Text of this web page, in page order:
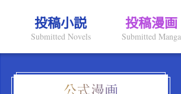
投稿小説
Submitted Novels
投稿漫画
Submitted Manga